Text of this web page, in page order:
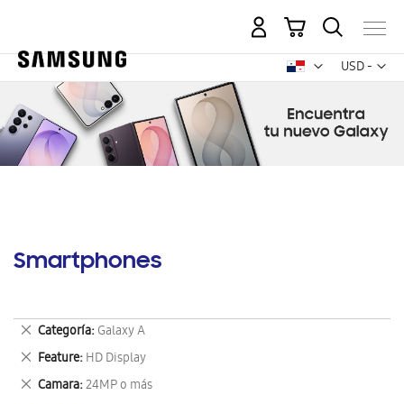
USD -
dólar
Mi carrito
Smartphones
Categoría Galaxy A
Eliminar
este
artículo
Feature HD Display
Eliminar
este
artículo
Camara 24MP o más
Eliminar